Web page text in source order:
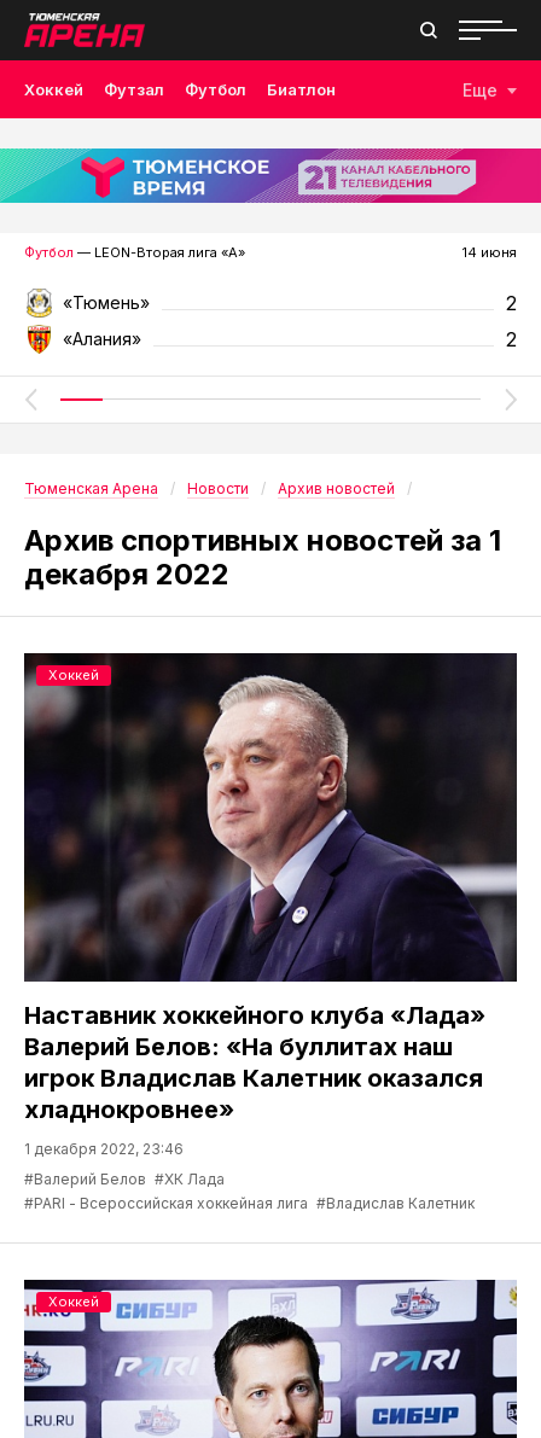
Хоккей Футзал Футбол Биатлон
Лыжные гонки Волейбол Плавание Дзюдо
Скалолазание Велоспорт Бокс
Еще
Футбол — LEON-Вторая лига «А» 14 июня
«Тюмень» 2
«Алания» 2
Тюменская Арена Новости Архив новостей
Архив спортивных новостей за 1
декабря 2022
Наставник хоккейного клуба «Лада»
Валерий Белов: «На буллитах наш
игрок Владислав Калетник оказался
хладнокровнее»
1 декабря 2022, 23:46
#Валерий Белов #ХК Лада
#PARI - Всероссийская хоккейная лига #Владислав Калетник
Хоккей
Хоккей